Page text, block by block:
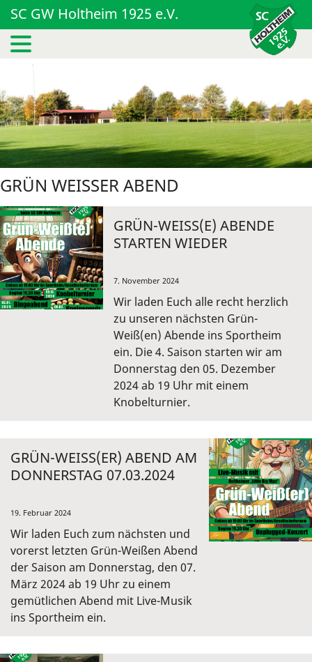
SC GW Holtheim 1925 e.V.
GRÜN WEISSER ABEND
GRÜN-WEISS(E) ABENDE S
TARTEN WIEDER
7. November 2024
Wir laden Euch alle recht herzlich
zu unseren nächsten Grün-
Weiß(en) Abende ins Sportheim
ein. Die 4. Saison starten wir am
Donnerstag den 05. Dezember
2024 ab 19 Uhr mit einem
Knobelturnier.
GRÜN-WEISS(ER) ABEND AM D
ONNERSTAG 07.03.2024
19. Februar 2024
Wir laden Euch zum nächsten und
vorerst letzten Grün-Weißen Abend
der Saison am Donnerstag, den 07.
März 2024 ab 19 Uhr zu einem
gemütlichen Abend mit Live-Musik
ins Sportheim ein.